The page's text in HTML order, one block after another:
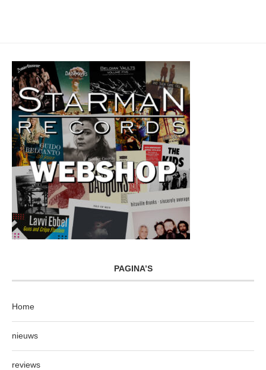
PAGINA’S
Home
nieuws
reviews